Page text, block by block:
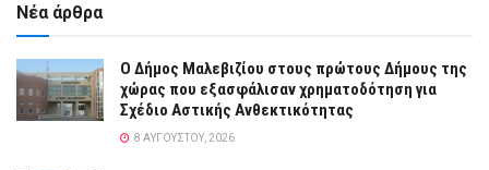
Νέα άρθρα
Ο Δήμος Μαλεβιζίου στους πρώτους Δήμους της
χώρας που εξασφάλισαν χρηματοδότηση για
Σχέδιο Αστικής Ανθεκτικότητας
8 ΑΥΓΟΎΣΤΟΥ, 2026